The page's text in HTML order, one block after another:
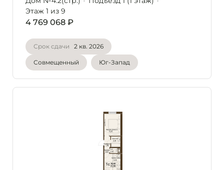
Этаж 1 из 9
4 769 068 ₽
Срок сдачи 2 кв. 2026
Совмещенный Юг-Запад